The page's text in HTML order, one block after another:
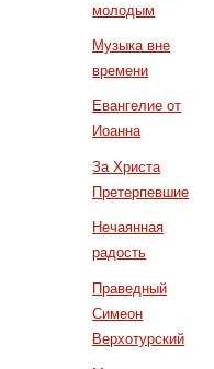
молодым
Музыка вне
времени
Евангелие от
Иоанна
За Христа
Претерпевшие
Нечаянная
радость
Праведный
Симеон
Верхотурский